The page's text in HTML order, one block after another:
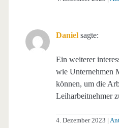
Daniel sagte:
Ein weiterer
wie Unternehmen
können, um die
Leiharbeitnehmer
4. Dezember 2023